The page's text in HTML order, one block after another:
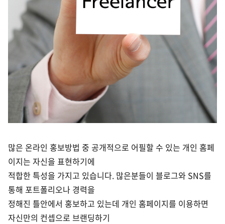
많은 온라인 홍보방법 중 공개적으로 어필할 수 있는 개인 홈페
이지는 자신을 표현하기에
적합한 특성을 가지고 있습니다. 많은분들이 블로그와 SNS를
통해 포트폴리오나 경력을
정해진 틀안에서 홍보하고 있는데 개인 홈페이지를 이용하면
자신만의 컨셉으로 브랜딩하기